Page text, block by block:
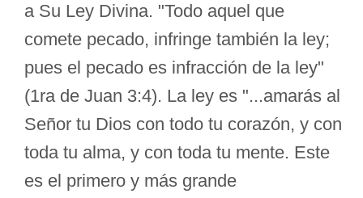
a Su Ley Divina. "Todo aquel que
comete pecado, infringe también la ley;
pues el pecado es infracción de la ley"
(1ra de Juan 3:4). La ley es "...amarás al
Señor tu Dios con todo tu corazón, y con
toda tu alma, y con toda tu mente. Este
es el primero y más grande